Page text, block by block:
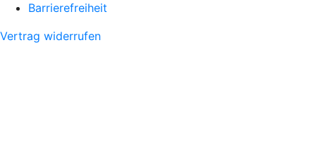
Barrierefreiheit
Vertrag widerrufen